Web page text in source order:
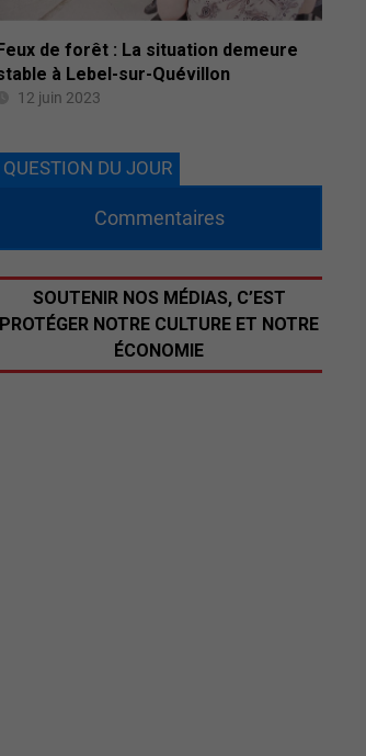
de forêt : La situation demeure
à Lebel-sur-Quévillon
12 juin 2023
QUESTION DU JOUR
Commentaires
SOUTENIR NOS MÉDIAS, C’EST
PROTÉGER NOTRE CULTURE ET NOTRE
ÉCONOMIE